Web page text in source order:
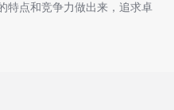
特点和竞争力做出来，追求卓